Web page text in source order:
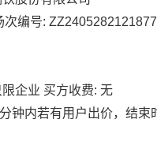
次编号: ZZ2405282121877
企业 买方收费: 无
钟内若有用户出价，结